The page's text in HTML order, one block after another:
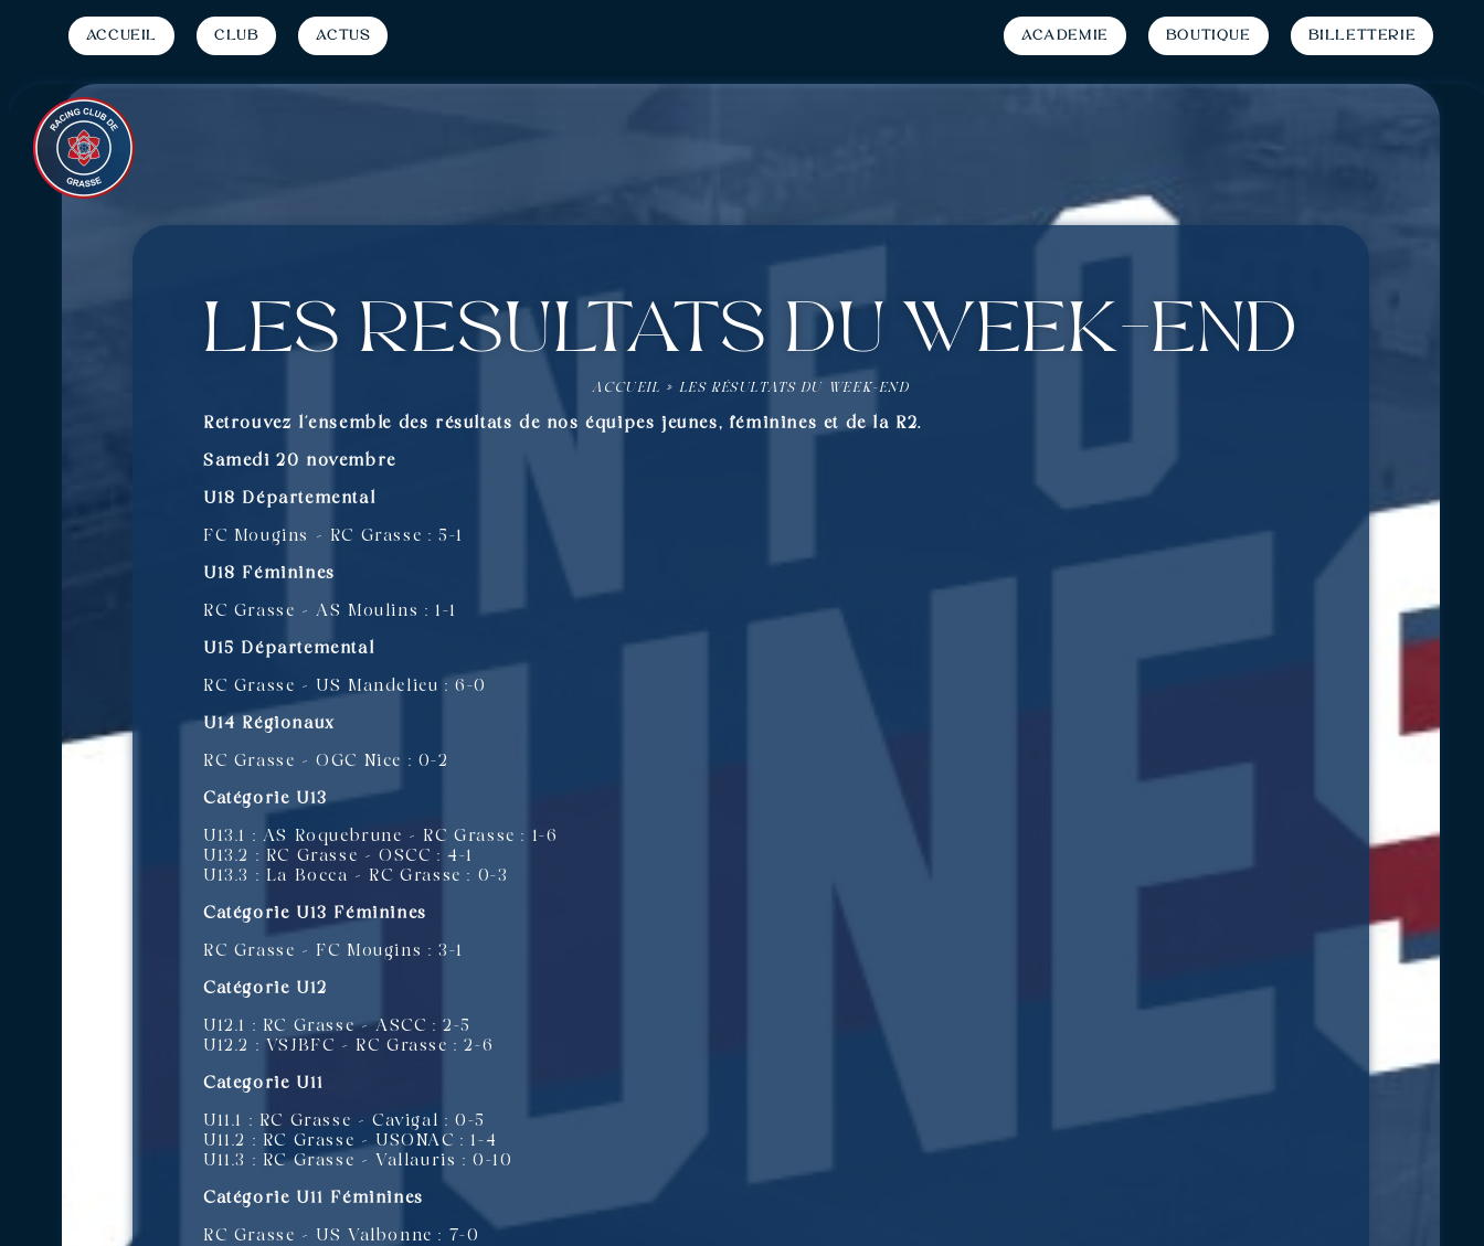
Accueil Club Actus Académie Boutique Billetterie
Les résultats du week-end
ACCUEIL » LES RÉSULTATS DU WEEK-END
Retrouvez l’ensemble des résultats de nos équipes jeunes, féminines et de la R2.
Samedi 20 novembre
U18 Départemental
FC Mougins – RC Grasse : 5-1
U18 Féminines
RC Grasse – AS Moulins : 1-1
U15 Départemental
RC Grasse – US Mandelieu : 6-0
U14 Régionaux
RC Grasse – OGC Nice : 0-2
Catégorie U13
U13.1 : AS Roquebrune – RC Grasse : 1-6
U13.2 : RC Grasse – OSCC : 4-1
U13.3 : La Bocca – RC Grasse : 0-3
Catégorie U13 Féminines
RC Grasse – FC Mougins : 3-1
Catégorie U12
U12.1 : RC Grasse – ASCC : 2-5
U12.2 : VSJBFC – RC Grasse : 2-6
Categorie U11
U11.1 : RC Grasse – Cavigal : 0-5
U11.2 : RC Grasse – USONAC : 1-4
U11.3 : RC Grasse – Vallauris : 0-10
Catégorie U11 Féminines
RC Grasse – US Valbonne : 7-0